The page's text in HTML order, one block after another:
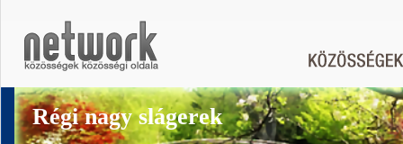
Régi nagy slágerek